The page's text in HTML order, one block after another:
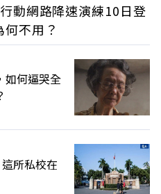
動網路降速演練10日登
不用？
如何逼哭全
所私校在